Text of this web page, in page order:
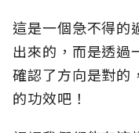
這是一個急不得的
出來的，而是透過
確認了方向是對的
的功效吧！